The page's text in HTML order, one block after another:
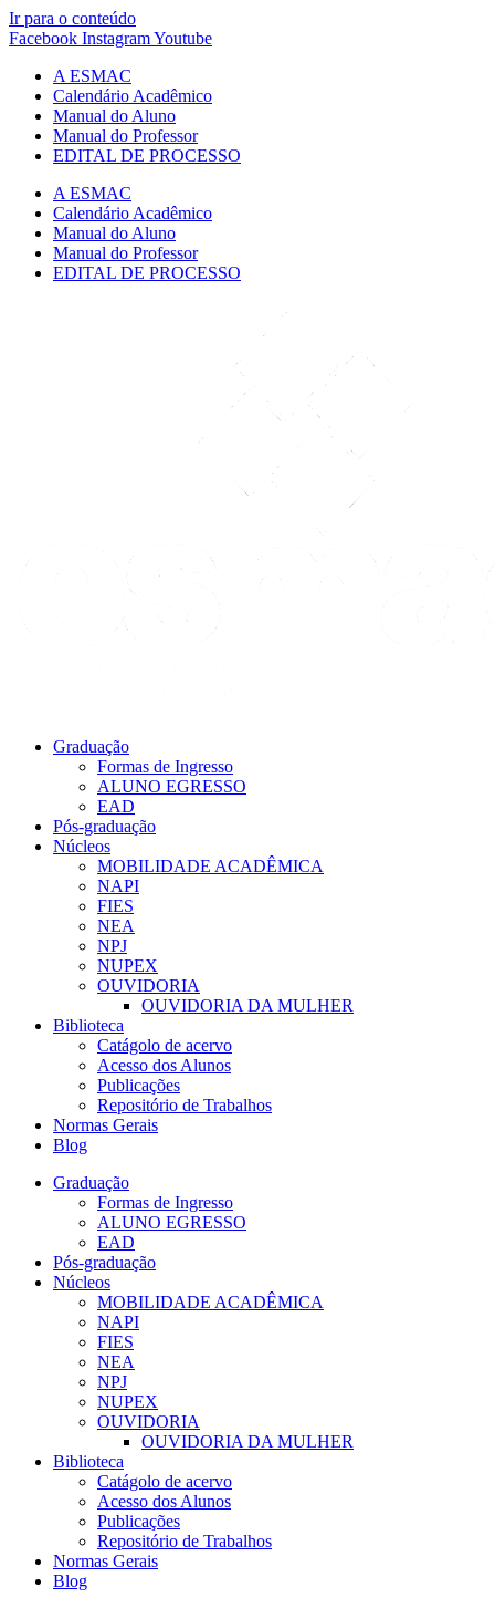
Ir para o conteúdo
Facebook InstagramYoutube
A ESMAC
Calendário Acadêmico
Manual do Aluno
Manual do Professor
EDITAL DE PROCESSO
A ESMAC
Calendário Acadêmico
Manual do Aluno
Manual do Professor
EDITAL DE PROCESSO
Graduação
Formas de Ingresso
ALUNO EGRESSO
EAD
Pós-graduação
Núcleos
MOBILIDADE ACADÊMICA
NAPI
FIES
NEA
NPJ
NUPEX
OUVIDORIA
OUVIDORIA DA MULHER
Biblioteca
Catágolo de acervo
Acesso dos Alunos
Publicações
Repositório de Trabalhos
Normas Gerais
Blog
Graduação
Formas de Ingresso
ALUNO EGRESSO
EAD
Pós-graduação
Núcleos
MOBILIDADE ACADÊMICA
NAPI
FIES
NEA
NPJ
NUPEX
OUVIDORIA
OUVIDORIA DA MULHER
Biblioteca
Catágolo de acervo
Acesso dos Alunos
Publicações
Repositório de Trabalhos
Normas Gerais
Blog